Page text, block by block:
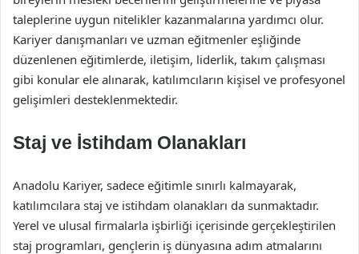
taleplerine uygun nitelikler kazanmalarına yardımcı olur.
Kariyer danışmanları ve uzman eğitmenler eşliğinde
düzenlenen eğitimlerde, iletişim, liderlik, takım çalışması
gibi konular ele alınarak, katılımcıların kişisel ve profesyonel
gelişimleri desteklenmektedir.
Staj ve İstihdam Olanakları
Anadolu Kariyer, sadece eğitimle sınırlı kalmayarak,
katılımcılara staj ve istihdam olanakları da sunmaktadır.
Yerel ve ulusal firmalarla işbirliği içerisinde gerçekleştirilen
staj programları, gençlerin iş dünyasına adım atmalarını